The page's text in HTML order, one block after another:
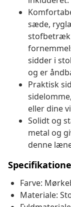
sæde,
stofbetræk
sidder i
og er
Praktisk
eller dine
Solidt og
metal og
denne
Farve:
Materiale: